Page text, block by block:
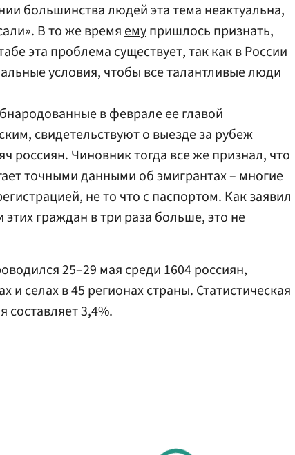
большинства людей эта тема неактуальна,
В то же времяемупришлось признать,
эта проблема существует, так как в России
условия, чтобы все талантливые люди
в феврале ее главой
свидетельствуют о выезде за рубеж
россиян. Чиновник тогда все же признал, что
точными данными об эмигрантах – многие
не то что с паспортом. Как заявил
этих граждан в три раза больше, это не
25–29 мая среди 1604 россиян,
селах в 45 регионах страны. Статистическая
составляет 3,4%.